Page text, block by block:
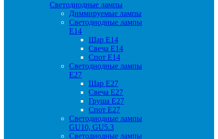
Светодиодные лампы
Диммируемые лампы
Светодиодные лампы
Е14
Шар Е14
Свеча Е14
Спот Е14
Светодиодные лампы
Е27
Шар Е27
Свеча Е27
Груша Е27
Спот Е27
Светодиодные лампы
GU10, GU5.3
Светодиодные лампы